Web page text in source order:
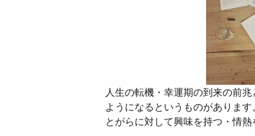
人生の転機・幸運期の到来の前
ようになるというものがありま
とがらに対して興味を持つ・情